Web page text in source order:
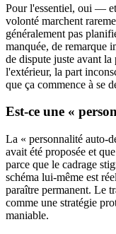
Pour l'essentiel, oui —
volonté marchent
généralement pas
manquée, de remarque
de dispute juste avant
l'extérieur, la part
que ça commence à se
Est-ce une «
La « personnalité auto-
avait été proposée et
parce que le cadrage
schéma lui-même est
paraître permanent. Le
comme une stratégie
maniable.